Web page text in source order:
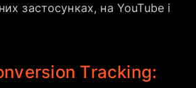
застосунках, на YouTube і
Tracking: